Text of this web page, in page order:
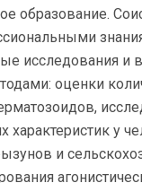
образование.
исследования и
оценки
характеристик у
и